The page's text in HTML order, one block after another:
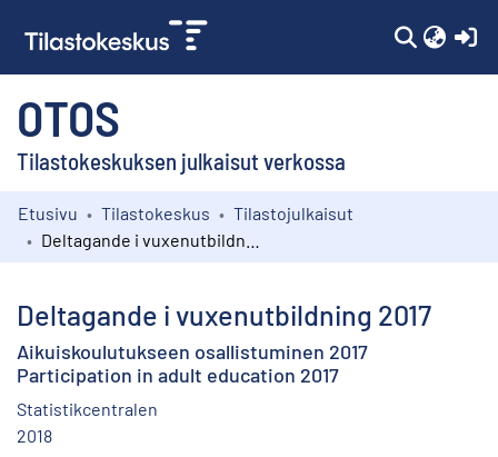
OTOS
Tilastokeskuksen julkaisut verkossa
Kokoelmat
Etusivu Tilastokeskus
Tilastojulkaisut
Deltagande i vuxenutbildning 2017
Aikuiskoulutukseen osallistuminen 2017
Participation in adult education 2017
Statistikcentralen
2018